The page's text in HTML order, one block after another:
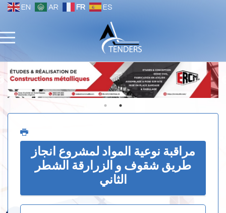
EN AR FR ES
مراقبة نوعية المواد لمشروع انجاز
طريق شقوف و الزرارقة الشطر
الثاني